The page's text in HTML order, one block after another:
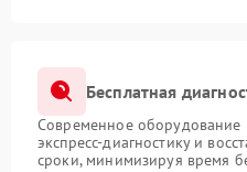
Бесплатная
Современное оборудование
экспресс-диагностику и
сроки, минимизируя время